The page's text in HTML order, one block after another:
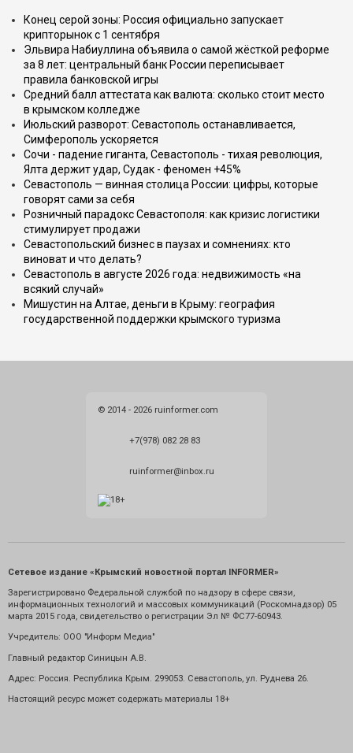
Конец серой зоны: Россия официально запускает
крипторынок с 1 сентября
Эльвира Набиуллина объявила о самой жёсткой реформе
за 8 лет: центральный банк России переписывает
правила банковской игры
Средний балл аттестата как валюта: сколько стоит место
в крымском колледже
Июльский разворот: Севастополь останавливается,
Симферополь ускоряется
Сочи - падение гиганта, Севастополь - тихая революция,
Ялта держит удар, Судак - феномен +45%
Севастополь — винная столица России: цифры, которые
говорят сами за себя
Розничный парадокс Севастополя: как кризис логистики
стимулирует продажи
Севастопольский бизнес в паузах и сомнениях: кто
виноват и что делать?
Севастополь в августе 2026 года: недвижимость «на
всякий случай»
Мишустин на Алтае, деньги в Крыму: география
государственной поддержки крымского туризма
© 2014 - 2026 ruinformer.com
+7(978) 082 28 83
ruinformer@inbox.ru
Сетевое издание «Крымский новостной портал INFORMER»
Зарегистрировано Федеральной службой по надзору в сфере связи,
информационных технологий и массовых коммуникаций (Роскомнадзор) 05
марта 2015 года, свидетельство о регистрации Эл № ФС77-60943.
Учредитель: ООО "Информ Медиа"
Главный редактор Синицын А.В.
Адрес: Россия. Республика Крым. 299053. Севастополь, ул. Руднева 26.
Настоящий ресурс может содержать материалы 18+